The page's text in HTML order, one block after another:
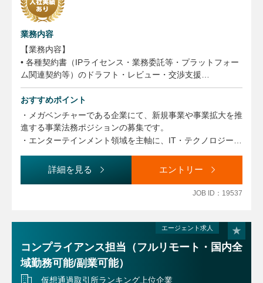
業務内容
【業務内容】
• 各種契約書（IPライセンス・業務委託等・プラットフォー
ム関連契約等）のドラフト・レビュー・交渉支援
• 新規サービス／新機能リリース時の法令調査・スキーム検
討・リスク評価
• 個人情報保護／AI・データ利活用に関する社内ルール整
備・相談対応
• 社内規程の作成・改定・運用サポート
• 紛争・トラブルの予防および発生時のリスク最小化に向け
• 上記に付随する、各事業における最適な契約・スキームの
おすすめポイント
・メガベンチャーである企業にて、新規事業や事業拡大を推
進する事業法務ポジションの募集です。
・エンターテインメント領域を主軸に、IT・テクノロジー・
・また、副業も可能となっており、多様なキャリア形成を実
現できる環境です。
詳細を見る エントリー
JOB ID：19537
エージェント求人
コンプライアンス担当（フルリモート・国内全
域勤務可能/副業可能）
仮想通過取引所ランキング上位企業